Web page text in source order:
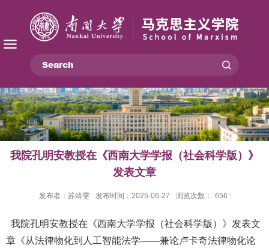
我院孔明安教授在《西南大学学报（社会科学版）》
发表文章
发布者：苏靖雯 发布时间：2025-06-27 浏览次数： 656
我院孔明安教授在《西南大学学报（社会科学版）》发表文
章《从法律物化到人工智能法学——兼论卢卡奇法律物化论